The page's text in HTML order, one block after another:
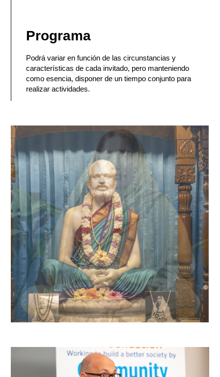
Programa
Podrá variar en función de las circunstancias y
características de cada invitado, pero manteniendo
como esencia, disponer de un tiempo conjunto para
realizar actividades.